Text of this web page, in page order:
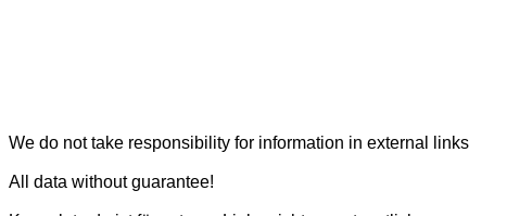
We do not take responsibility for information in external links
All data without guarantee!